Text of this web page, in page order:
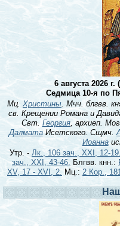
6 августа 2026
Седмица 10-я по
Мц. Христины. Мчч. блгвв.
св. Крещении Романа и
Свт. Георгия, архиеп.
ДалматаИсетского. Сщмч.
Иоанна
Утр. - Лк., 106 зач., XXI, 12-19.
зач., XXI, 43-46. Блгвв. кнн.:
XV, 17 - XVI, 2. Мц.: 2 Кор.,